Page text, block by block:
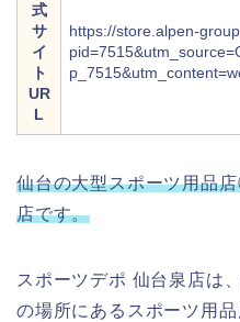
式
サ
イ
ト
UR
L
https://store.alpen-
仙台の大型スポーツ用品
店です。
スポーツデポ 仙台泉店は
の場所にあるスポーツ用品